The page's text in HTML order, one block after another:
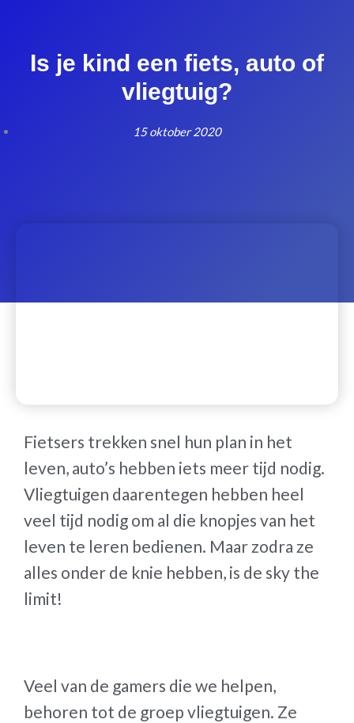
Is je kind een fiets, auto of
vliegtuig?
15 oktober 2020
Fietsers trekken snel hun plan in het
leven, auto’s hebben iets meer tijd nodig.
Vliegtuigen daarentegen hebben heel
veel tijd nodig om al die knopjes van het
leven te leren bedienen. Maar zodra ze
alles onder de knie hebben, is de sky the
limit!
Veel van de gamers die we helpen,
behoren tot de groep vliegtuigen. Ze